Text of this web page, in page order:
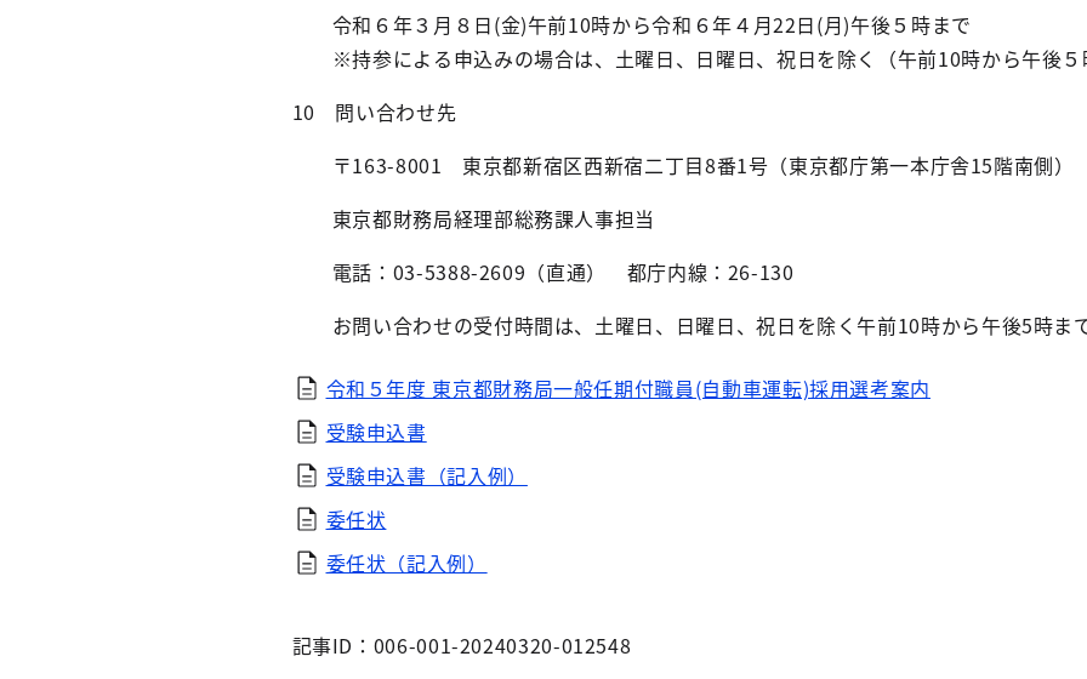
令和６年３月８日(金)午前10時から令和６年４月22日(月)午後５時まで
※持参による申込みの場合は、土曜日、日曜日、祝日を除く（午前10時から午後５
10 問い合わせ先
〒163-8001 東京都新宿区西新宿二丁目8番1号（東京都庁第一本庁舎15階南側）
東京都財務局経理部総務課人事担当
電話：03-5388-2609（直通） 都庁内線：26-130
お問い合わせの受付時間は、土曜日、日曜日、祝日を除く午前10時から午後5時まで
令和５年度 東京都財務局一般任期付職員(自動車運転)採用選考案内
受験申込書
受験申込書（記入例）
委任状
委任状（記入例）
記事ID：006-001-20240320-012548